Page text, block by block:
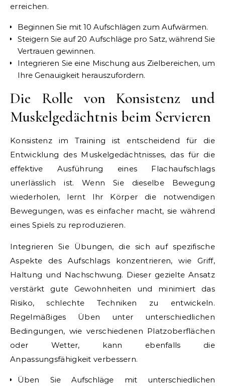
erreichen.
Beginnen Sie mit 10 Aufschlägen zum Aufwärmen.
Steigern Sie auf 20 Aufschläge pro Satz, während Sie
Vertrauen gewinnen.
Integrieren Sie eine Mischung aus Zielbereichen, um
Ihre Genauigkeit herauszufordern.
Die Rolle von Konsistenz und
Muskelgedächtnis beim Servieren
Konsistenz im Training ist entscheidend für die
Entwicklung des Muskelgedächtnisses, das für die
effektive Ausführung eines Flachaufschlags
unerlässlich ist. Wenn Sie dieselbe Bewegung
wiederholen, lernt Ihr Körper die notwendigen
Bewegungen, was es einfacher macht, sie während
eines Spiels zu reproduzieren.
Integrieren Sie Übungen, die sich auf spezifische
Aspekte des Aufschlags konzentrieren, wie Griff,
Haltung und Nachschwung. Dieser gezielte Ansatz
verstärkt gute Gewohnheiten und minimiert das
Risiko, schlechte Techniken zu entwickeln.
Regelmäßiges Üben unter unterschiedlichen
Bedingungen, wie verschiedenen Platzoberflächen
oder Wetter, kann ebenfalls die
Anpassungsfähigkeit verbessern.
Üben Sie Aufschläge mit unterschiedlichen